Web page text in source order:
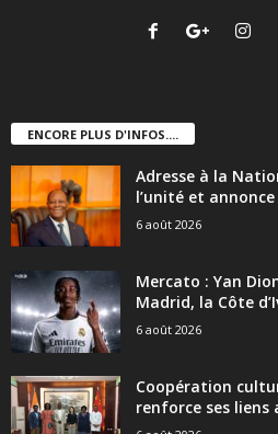
ENCORE PLUS D'INFOS....
Adresse à la
l’unité et annonce
6 août 2026
Mercato : Yan
Madrid, la Côte
6 août 2026
Coopération
renforce ses liens